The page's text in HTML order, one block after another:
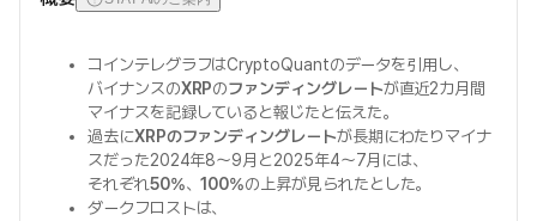
コインテレグラフはCryptoQuantのデータを引用し、
バイナンスのXRPのファンディングレートが直近2カ月間
マイナスを記録していると報じたと伝えた。
過去にXRPのファンディングレートが長期にわたりマイナ
スだった2024年8～9月と2025年4～7月には、
それぞれ50%、100%の上昇が見られたとした。
ダークフロストは、